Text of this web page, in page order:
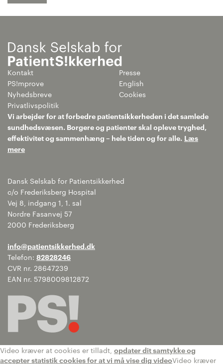
Kontakt
Presse
PS!mprove
English
Nyhedsbreve
Cookies
Privatlivspolitik
Vi arbejder for at forbedre patientsikkerheden i det samlede
sundhedsvæsen. Borgere og patienter skal opleve tryghed,
effektivitet og sammenhæng – hele tiden og for alle. Læs
mere
Dansk Selskab for Patientsikkerhed
c/o Frederiksberg Hospital
Vej 8, indgang 1, 1. sal
Nordre Fasanvej 57
2000 Frederiksberg
info@patientsikkerhed.dk
Telefon: 82828246
CVR nr. 28647239
EAN nr. 5798009812872
Video kræver at cookies er tilladt, opdater dit samtykke og
accepter statistik cookies for at vi må vise dig videoVideo kræver